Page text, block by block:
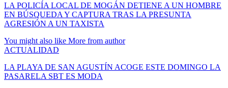
LA POLICÍA LOCAL DE MOGÁN DETIENE A UN HOMBRE
EN BÚSQUEDA Y CAPTURA TRAS LA PRESUNTA
AGRESIÓN A UN TAXISTA
You might also like More from author
ACTUALIDAD
LA PLAYA DE SAN AGUSTÍN ACOGE ESTE DOMINGO LA
PASARELA SBT ES MODA